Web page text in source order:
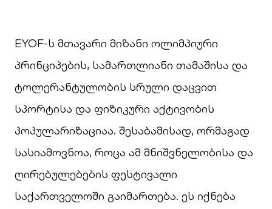
EYOF-ს მთავარი მიზანი ოლიმპიური
პრინციპების, სამართლიანი თამაშისა და
ტოლერანტულობის სრული დაცვით
სპორტისა და ფიზიკური აქტივობის
პოპულარიზაციაა. შესაბამისად, ორმაგად
სასიამოვნოა, როცა ამ მნიშვნელობისა და
ღირებულებების ფესტივალი
საქართველოში გაიმართება. ეს იქნება